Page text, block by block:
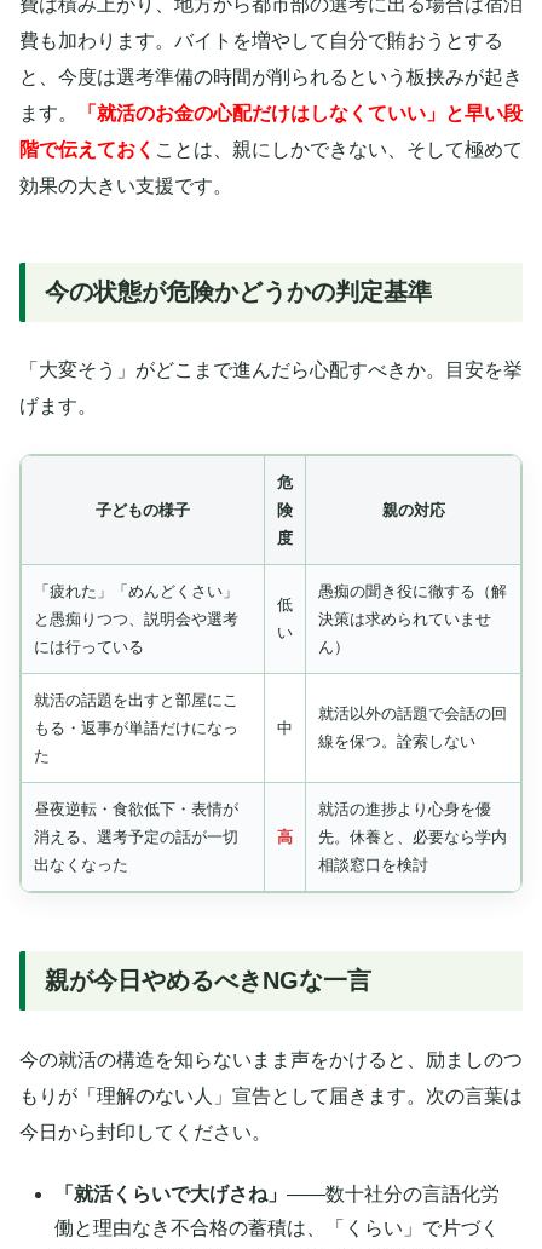
費は積み上がり、地方から都市部の選考に出る場合は宿泊
費も加わります。バイトを増やして自分で賄おうとする
と、今度は選考準備の時間が削られるという板挟みが起き
ます。
「就活のお金の心配だけはしなくていい」と早い段
階で伝えておく ことは、親にしかできない、そして極めて
効果の大きい支援です。
今の状態が危険かどうかの判定基準
「大変そう」がどこまで進んだら心配すべきか。目安を挙
げます。
子どもの様子
危
険
度
親の対応
「疲れた」「めんどくさい」
と愚痴りつつ、説明会や選考
には行っている
低
い
愚痴の聞き役に徹する（解
決策は求められていませ
ん）
就活の話題を出すと部屋にこ
もる・返事が単語だけになっ
た
中
就活以外の話題で会話の回
線を保つ。詮索しない
昼夜逆転・食欲低下・表情が
消える、選考予定の話が一切
出なくなった
高
就活の進捗より心身を優
先。休養と、必要なら学内
相談窓口を検討
親が今日やめるべきNGな一言
今の就活の構造を知らないまま声をかけると、励ましのつ
もりが「理解のない人」宣告として届きます。次の言葉は
今日から封印してください。
「就活くらいで大げさね」——数十社分の言語化労
働と理由なき不合格の蓄積は、「くらい」で片づく